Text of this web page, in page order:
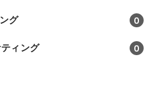
グ 0
ィング 0